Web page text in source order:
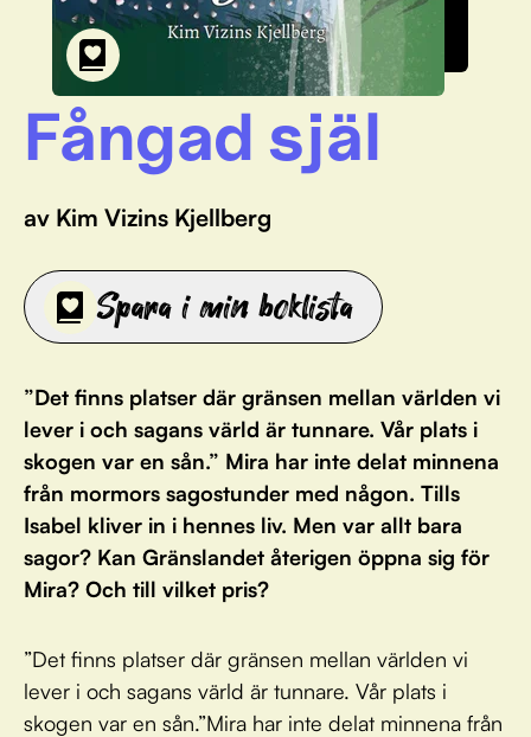
Fångad själ
av Kim Vizins Kjellberg
Spara i min boklista
”Det finns platser där gränsen mellan världen vi
lever i och sagans värld är tunnare. Vår plats i
skogen var en sån.” Mira har inte delat minnena
från mormors sagostunder med någon. Tills
Isabel kliver in i hennes liv. Men var allt bara
sagor? Kan Gränslandet återigen öppna sig för
Mira? Och till vilket pris?
”Det finns platser där gränsen mellan världen vi
lever i och sagans värld är tunnare. Vår plats i
skogen var en sån.”Mira har inte delat minnena från